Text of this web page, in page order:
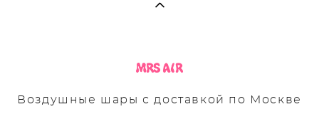
Воздушные шары с доставкой по Москве